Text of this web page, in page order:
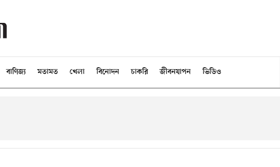
বাণিজ্য মতামত খেলা বিনোদন চাকরি জীবনযাপন ভিডিও